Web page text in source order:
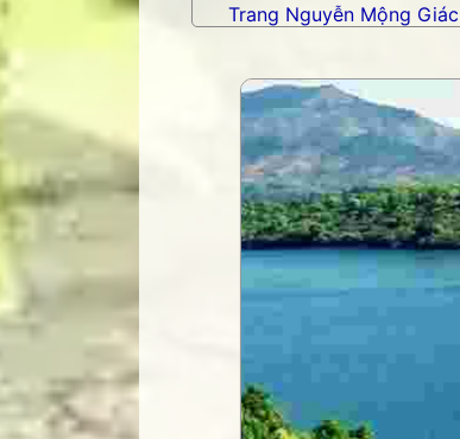
Trang Nguyễn Mộng Giác
Trang Phạm Duy
Trang thơ Hoàng Nguyên
Trang thơ Thụy Du
Trang thơ+ Luân Hoán
Trang VHNT Thanh niên
Truyện.com
Văn chương Việt